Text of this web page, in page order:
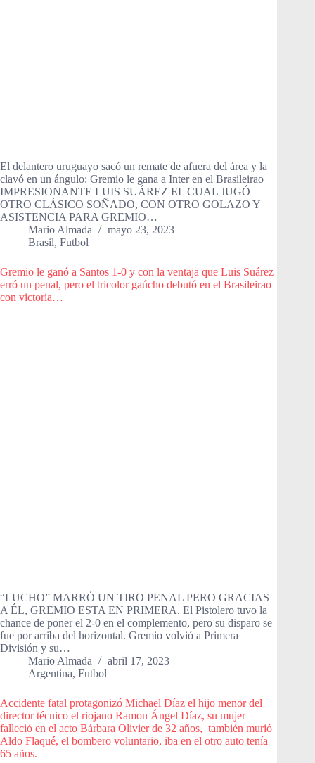
El delantero uruguayo sacó un remate de afuera del área y la
clavó en un ángulo: Gremio le gana a Inter en el Brasileirao
IMPRESIONANTE LUIS SUÁREZ EL CUAL JUGÓ
OTRO CLÁSICO SOÑADO, CON OTRO GOLAZO Y
ASISTENCIA PARA GREMIO…
Mario Almada
mayo 23, 2023
Brasil, Futbol
Gremio le ganó a Santos 1-0 y con la ventaja que Luis Suárez
erró un penal, pero el tricolor gaúcho debutó en el Brasileirao
con victoria…
“LUCHO” MARRÓ UN TIRO PENAL PERO GRACIAS
A ÉL, GREMIO ESTA EN PRIMERA. El Pistolero tuvo la
chance de poner el 2-0 en el complemento, pero su disparo se
fue por arriba del horizontal. Gremio volvió a Primera
División y su…
Mario Almada
abril 17, 2023
Argentina, Futbol
Accidente fatal protagonizó Michael Díaz el hijo menor del
director técnico el riojano Ramon Ángel Díaz, su mujer
falleció en el acto Bárbara Olivier de 32 años, también murió
Aldo Flaqué, el bombero voluntario, iba en el otro auto tenía
65 años.